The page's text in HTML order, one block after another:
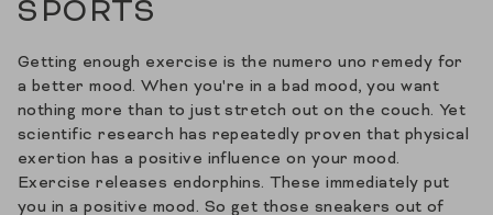
SPORTS
Getting enough exercise is the numero uno remedy for
a better mood. When you're in a bad mood, you want
nothing more than to just stretch out on the couch. Yet
scientific research has repeatedly proven that physical
exertion has a positive influence on your mood.
Exercise releases endorphins. These immediately put
you in a positive mood. So get those sneakers out of